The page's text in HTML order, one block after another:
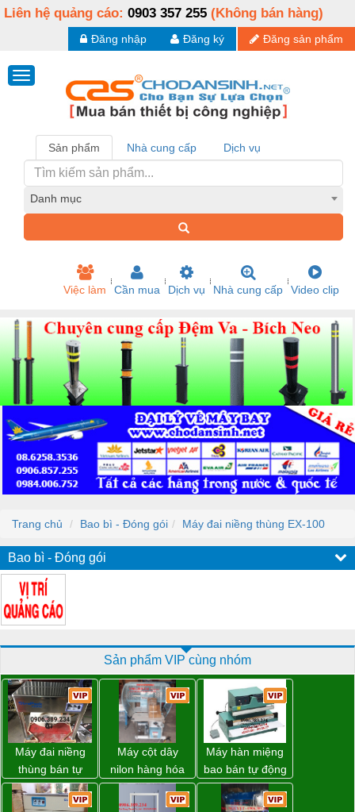
Liên hệ quảng cáo: 0903 357 255 (Không bán hàng)
Đăng sản phẩm
Đăng ký
Đăng nhập
Sản phẩm Nhà cung cấp Dịch vụ
Danh mục
Việc làm Cần mua Dịch vụ Nhà cung cấp Video clip
Trang chủ Bao bì - Đóng gói Máy đai niềng thùng EX-100
Bao bì - Đóng gói
Sản phẩm VIP cùng nhóm
Máy đai niềng
thùng bán tự
động D53XS2
của hãng
Máy cột dây
nilon hàng hóa
model CY-100
Máy hàn miệng
bao bán tự động
nhập khẩu
Taiwan